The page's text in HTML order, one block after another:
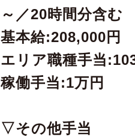
～／20時間分含む
基本給:208,000円
エリア職種手当
稼働手当:1万円
▽その他手当